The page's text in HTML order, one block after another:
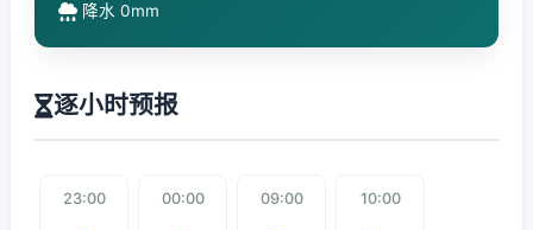
降水 0mm
逐小时预报
23:00 00:00 09:00 10:00